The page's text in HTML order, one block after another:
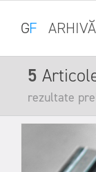
GF ARHIVĂ
5
rezultate